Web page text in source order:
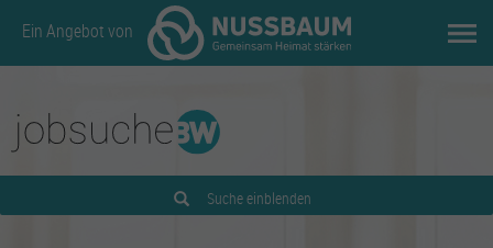
Ein Angebot von
Suche einblenden